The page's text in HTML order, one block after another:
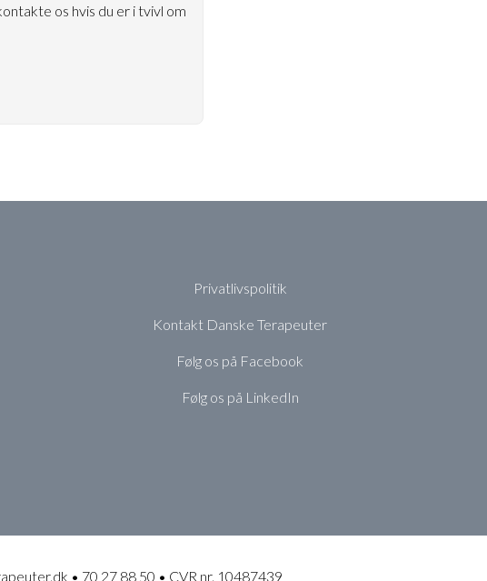
os hvis du er i tvivl om
Privatlivspolitik
Kontakt Danske Terapeuter
Følg os på Facebook
Følg os på LinkedIn
• 70 27 88 50 • CVR nr. 10487439